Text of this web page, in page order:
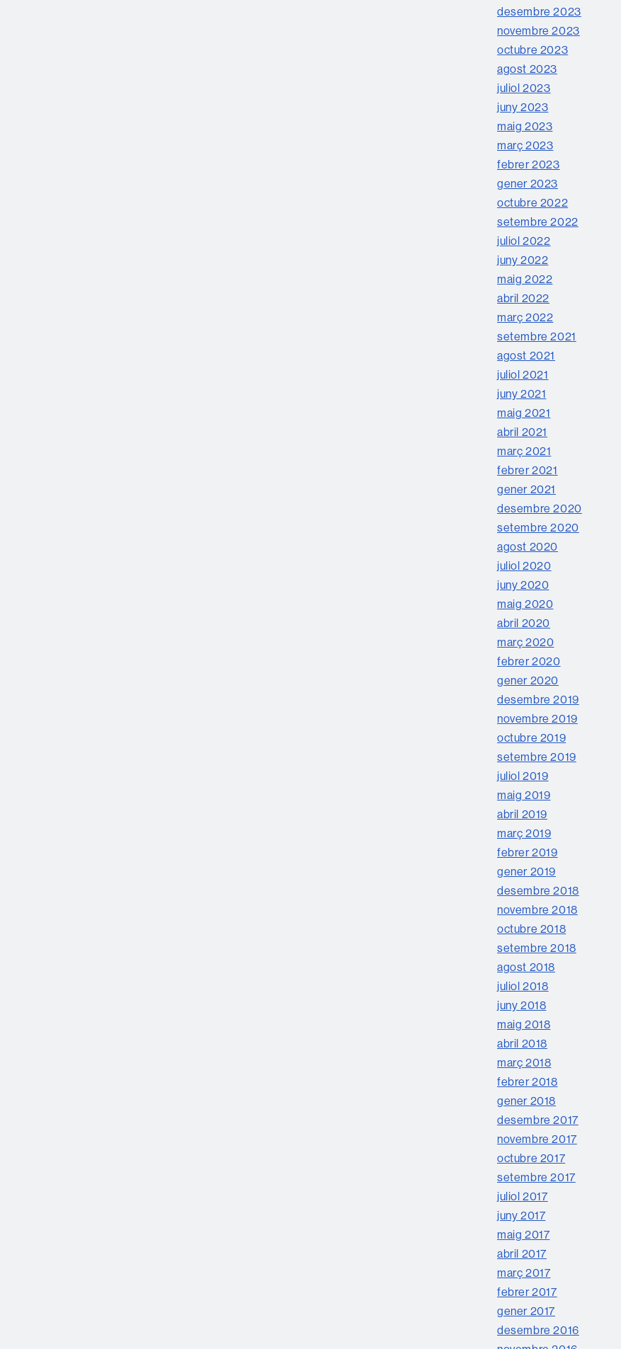
desembre 2023
novembre 2023
octubre 2023
agost 2023
juliol 2023
juny 2023
maig 2023
març 2023
febrer 2023
gener 2023
octubre 2022
setembre 2022
juliol 2022
juny 2022
maig 2022
abril 2022
març 2022
setembre 2021
agost 2021
juliol 2021
juny 2021
maig 2021
abril 2021
març 2021
febrer 2021
gener 2021
desembre 2020
setembre 2020
agost 2020
juliol 2020
juny 2020
maig 2020
abril 2020
març 2020
febrer 2020
gener 2020
desembre 2019
novembre 2019
octubre 2019
setembre 2019
juliol 2019
maig 2019
abril 2019
març 2019
febrer 2019
gener 2019
desembre 2018
novembre 2018
octubre 2018
setembre 2018
agost 2018
juliol 2018
juny 2018
maig 2018
abril 2018
març 2018
febrer 2018
gener 2018
desembre 2017
novembre 2017
octubre 2017
setembre 2017
juliol 2017
juny 2017
maig 2017
abril 2017
març 2017
febrer 2017
gener 2017
desembre 2016